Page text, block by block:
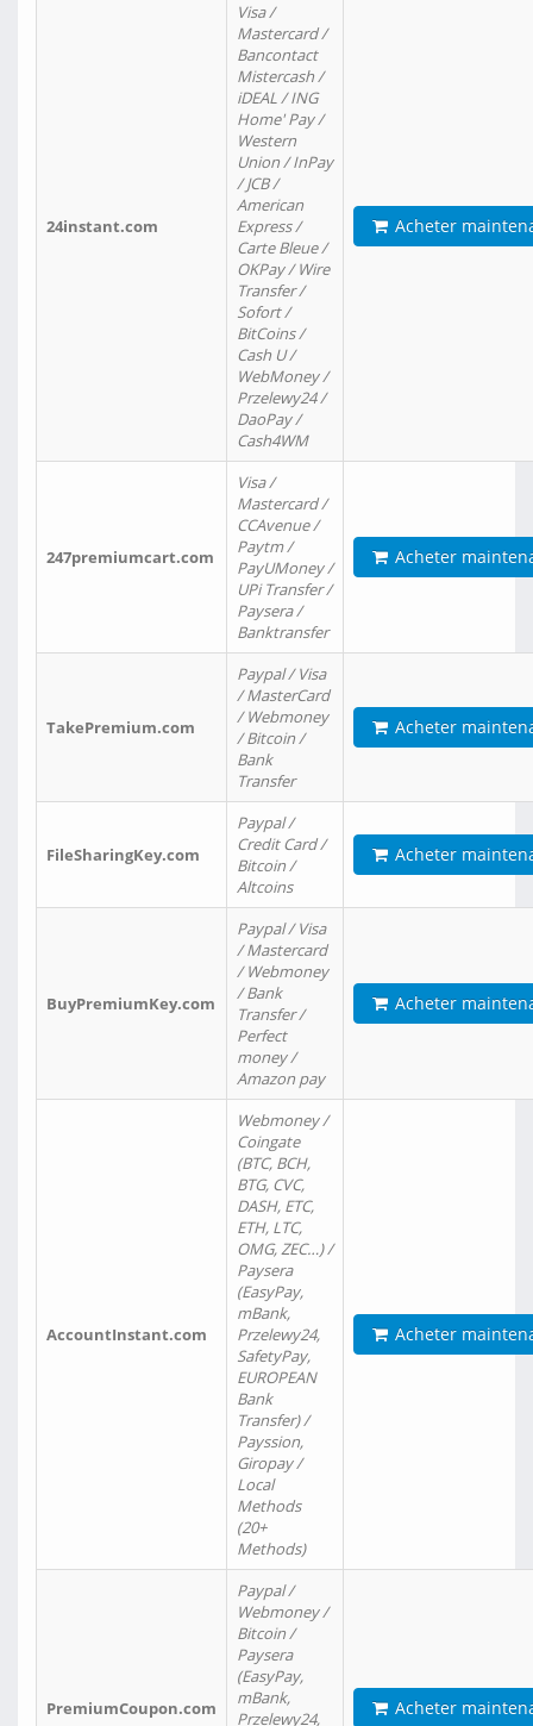
24instant.com
Visa /
Mastercard /
Bancontact
Mistercash /
iDEAL / ING
Home' Pay /
Western
Union / InPay
/ JCB /
American
Express /
Carte Bleue /
OKPay / Wire
Transfer /
Sofort /
BitCoins /
Cash U /
WebMoney /
Przelewy24 /
DaoPay /
Cash4WM
Acheter
247premiumcart.com
Visa /
Mastercard /
CCAvenue /
Paytm /
PayUMoney /
UPi Transfer /
Paysera /
Banktransfer
Acheter
TakePremium.com
Paypal / Visa
/ MasterCard
/ Webmoney
/ Bitcoin /
Bank
Transfer
Acheter
FileSharingKey.com
Paypal /
Credit Card /
Bitcoin /
Altcoins
Acheter
BuyPremiumKey.com
Paypal / Visa
/ Mastercard
/ Webmoney
/ Bank
Transfer /
Perfect
money /
Amazon pay
Acheter
AccountInstant.com
Webmoney /
Coingate
(BTC, BCH,
BTG, CVC,
DASH, ETC,
ETH, LTC,
OMG, ZEC…) /
Paysera
(EasyPay,
mBank,
Przelewy24,
SafetyPay,
EUROPEAN
Bank
Transfer) /
Payssion,
Giropay /
Local
Methods
(20+
Methods)
Acheter
PremiumCoupon.com
Paypal /
Webmoney /
Bitcoin /
Paysera
(EasyPay,
mBank,
Przelewy24,
Acheter